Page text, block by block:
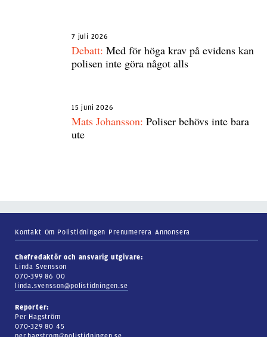
7 juli 2026
Debatt: Med för höga krav på evidens kan
polisen inte göra något alls
15 juni 2026
Mats Johansson: Poliser behövs inte bara
ute
Kontakt Om Polistidningen Prenumerera Annonsera
Chefredaktör och ansvarig utgivare:
Linda Svensson
070-399 86 00
linda.svensson@polistidningen.se
Reporter:
Per Hagström
070-329 80 45